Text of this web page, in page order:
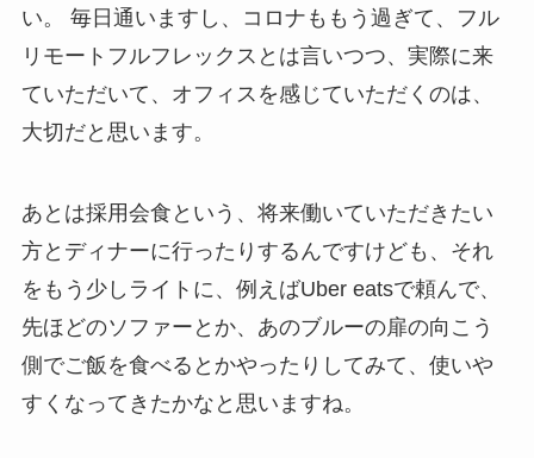
い。 毎日通いますし、コロナももう過ぎて、フル
リモートフルフレックスとは言いつつ、実際に来
ていただいて、オフィスを感じていただくのは、
大切だと思います。
あとは採用会食という、将来働いていただきたい
方とディナーに行ったりするんですけども、それ
をもう少しライトに、例えばUber eatsで頼んで、
先ほどのソファーとか、あのブルーの扉の向こう
側でご飯を食べるとかやったりしてみて、使いや
すくなってきたかなと思いますね。